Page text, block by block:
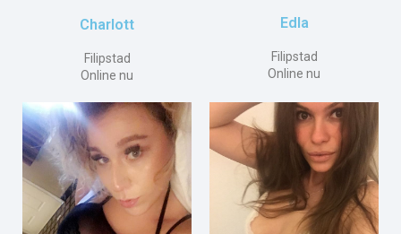
Charlott
Filipstad
Online nu
Edla
Filipstad
Online nu